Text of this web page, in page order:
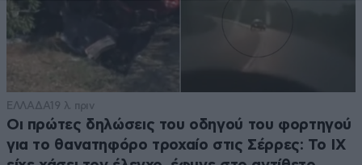
ΕΛΛΑΔΑ19 λ. πριν
Οι πρώτες δηλώσεις του οδηγού του φορτηγού
για το θανατηφόρο τροχαίο στις Σέρρες: Το ΙΧ